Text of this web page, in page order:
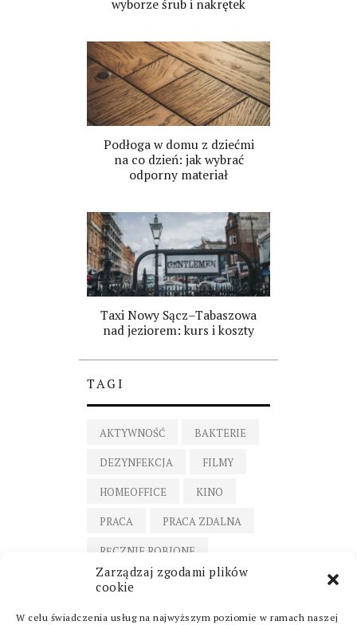
Zarządzaj zgodami plików
cookie
W celu świadczenia usług na najwyższym poziomie w ramach naszej
wyborze śrub i nakrętek
Podłoga w domu z dziećmi
na co dzień: jak wybrać
odporny materiał
Taxi Nowy Sącz–Tabaszowa
nad jeziorem: kurs i koszty
TAGI
AKTYWNOŚĆ BAKTERIE
DEZYNFEKCJA FILMY
HOMEOFFICE KINO
PRACA PRACA ZDALNA
RĘCZNIE ROBIONE
SPORT